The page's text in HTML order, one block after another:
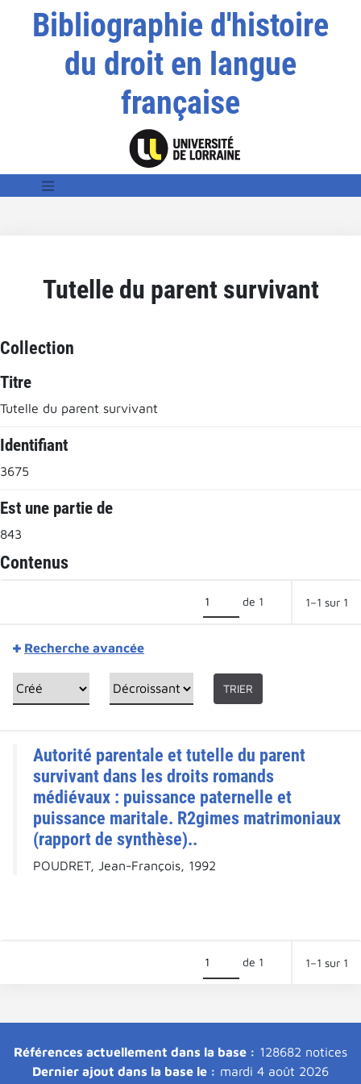
Bibliographie d'histoire
du droit en langue
française
Tutelle du parent survivant
Collection
Titre
Tutelle du parent survivant
Identifiant
3675
Est une partie de
843
Contenus
de 1 1–1 sur 1
Recherche avancée
TRIER
Autorité parentale et tutelle du parent
survivant dans les droits romands
médiévaux : puissance paternelle et
puissance maritale. R2gimes matrimoniaux
(rapport de synthèse)..
POUDRET, Jean-François, 1992
de 1 1–1 sur 1
Références actuellement dans la base : 128682 notices
Dernier ajout dans la base le : mardi 4 août 2026